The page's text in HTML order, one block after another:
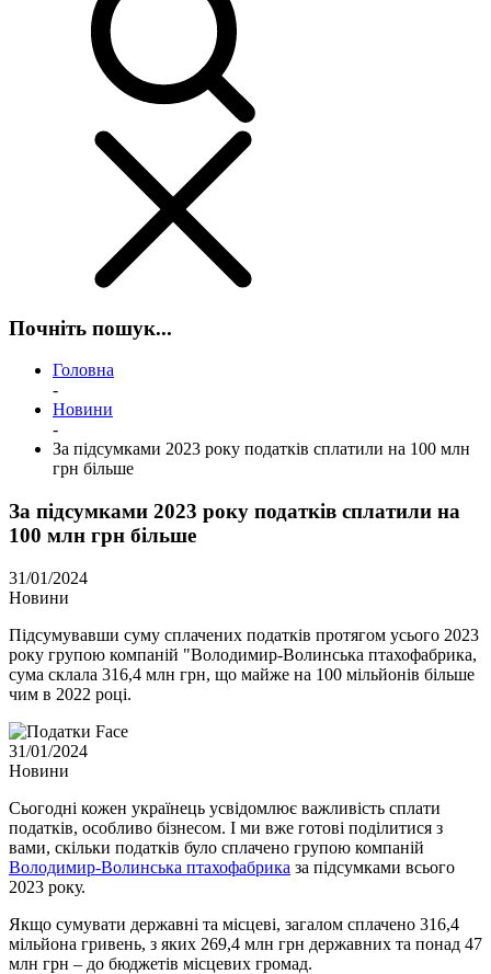
Почніть пошук...
Головна
-
Новини
-
За підсумками 2023 року податків сплатили на 100 млн
грн більше
За підсумками 2023 року податків сплатили на
100 млн грн більше
31/01/2024
Новини
Підсумувавши суму сплачених податків протягом усього 2023
року групою компаній "Володимир-Волинська птахофабрика,
сума склала 316,4 млн грн, що майже на 100 мільйонів більше
чим в 2022 році.
31/01/2024
Новини
Сьогодні кожен українець усвідомлює важливість сплати
податків, особливо бізнесом. І ми вже готові поділитися з
вами, скільки податків було сплачено групою компаній
Володимир-Волинська птахофабрика за підсумками всього
2023 року.
Якщо сумувати державні та місцеві, загалом сплачено 316,4
мільйона гривень, з яких 269,4 млн грн державних та понад 47
млн грн – до бюджетів місцевих громад.